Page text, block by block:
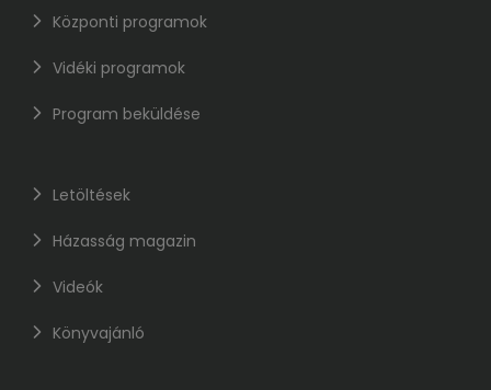
Központi programok
Vidéki programok
Program beküldése
Letöltések
Házasság magazin
Videók
Könyvajánló